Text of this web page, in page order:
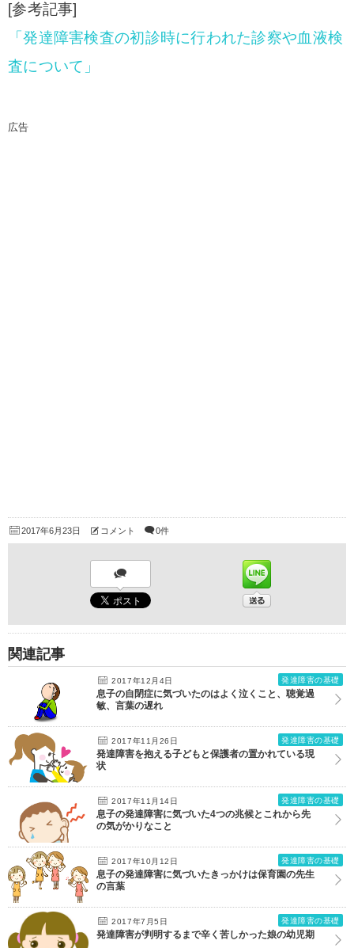
[参考記事]
「発達障害検査の初診時に行われた診察や血液検
査について」
広告
2017年6月23日 コメント 0件
関連記事
2017年12月4日 発達障害の基礎
息子の自閉症に気づいたのはよく泣くこと、聴覚過
敏、言葉の遅れ
2017年11月26日 発達障害の基礎
発達障害を抱える子どもと保護者の置かれている現
状
2017年11月14日 発達障害の基礎
息子の発達障害に気づいた4つの兆候とこれから先
の気がかりなこと
2017年10月12日 発達障害の基礎
息子の発達障害に気づいたきっかけは保育園の先生
の言葉
2017年7月5日 発達障害の基礎
発達障害が判明するまで辛く苦しかった娘の幼児期